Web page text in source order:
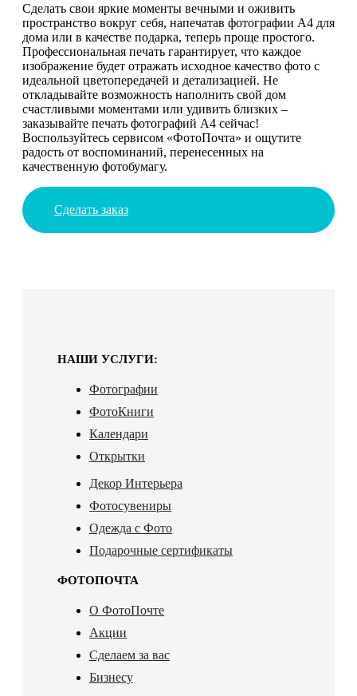
Сделать свои яркие моменты вечными и оживить
пространство вокруг себя, напечатав фотографии А4 для
дома или в качестве подарка, теперь проще простого.
Профессиональная печать гарантирует, что каждое
изображение будет отражать исходное качество фото с
идеальной цветопередачей и детализацией. Не
откладывайте возможность наполнить свой дом
счастливыми моментами или удивить близких –
заказывайте печать фотографий А4 сейчас!
Воспользуйтесь сервисом «ФотоПочта» и ощутите
радость от воспоминаний, перенесенных на
качественную фотобумагу.
Сделать заказ
НАШИ УСЛУГИ:
Фотографии
ФотоКниги
Календари
Открытки
Декор Интерьера
Фотосувениры
Одежда с Фото
Подарочные сертификаты
ФОТОПОЧТА
О ФотоПочте
Акции
Сделаем за вас
Бизнесу